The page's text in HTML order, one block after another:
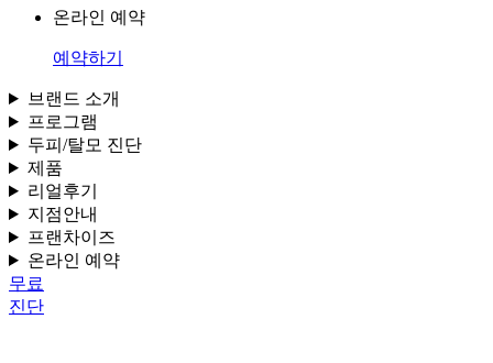
온라인 예약
예약하기
브랜드 소개
프로그램
두피/탈모 진단
제품
리얼후기
지점안내
프랜차이즈
온라인 예약
무료
진단